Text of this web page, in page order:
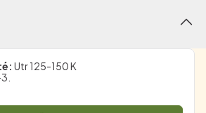
: Utr 125-150 K